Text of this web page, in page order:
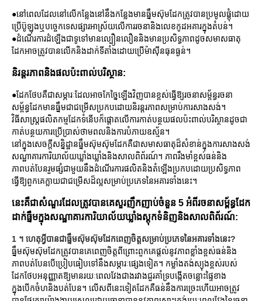
●នៅពេលដែលនៅលើកន្លែងនៅនឹងកន្លែងមានធ្នឹមស៊ុមដែកត្រូវបានប្រមូលផ្តុំដោយ
ប្រើប៊ូឡុងឬបច្ចេកទេសផ្សារអាស្រ័យលើការរចនានិងលេខកូដអគារក្នុងតំបន់។
●ដំណើរការដំឡើងជាទូទៅមានល្បឿនលឿននិងមានប្រសិទ្ធភាពដូចសមាសធាតុ
ដែកអាចត្រូវបានលើកនិងដាក់ទីតាំងដោយប្រើម៉ាស៊ីនធុនធ្ងន់។
និរន្តរភាពនិងផលប៉ះពាល់បរិស្ថាន:
●ដែកថែបគឺជាសម្ភារៈដែលអាចកែច្នៃឡើងវិញបានខ្ពស់ធ្វើឱ្យរចនាសម្ព័ន្ធរចនា
សម្ព័ន្ធដែកមានធ្នឹមជាជម្រើសប្រកបដោយនិរន្តរភាពសម្រាប់ការសាងសង់។
វិធីសាស្រ្តផលិតកម្មដែកទំនើបក៏ផ្តោតលើការកាត់បន្ថយផលប៉ះពាល់បរិស្ថានដូចជា
កាត់បន្ថយការប្រើប្រាស់ថាមពលនិងការបំភាយឧស្ម័ន។
នៅក្នុងសេចក្តីសន្និដ្ឋានធ្នឹមស៊ុមស៊ុមដែកគឺជាសមាសធាតុដ៏សំខាន់ក្នុងការសាងសង់
សណ្ឋាគារការិយាល័យឃ្លាំងឃ្លាំងនិងសាលពិព័រណ៍។ ភាពរឹងមាំខ្ពស់ធន់និង
ភាពបត់បែនរួមផ្សំជាមួយនឹងដំណើរការផលិតនិងតំឡើងប្រកបដោយប្រសិទ្ធភាព
ធ្វើឱ្យពួកគេក្លាយជាជម្រើសដ៏ល្អសម្រាប់ប្រភេទនៃអគារទាំងនេះ។
នេះគឺជាសំណួរដែលត្រូវបានគេសួរញឹកញាប់ចំនួន 5 អំពីរចនាសម្ព័ន្ធដែក
ដាក់ធ្នឹមក្នុងសណ្ឋាគារការិយាល័យឃ្លាំងស្តុកទំនិញនិងសាលពិព័រណ៍:
1 ។ ហេតុអ្វីបានជាធ្នឹមស៊ុមស៊ុមដែកពេញចិត្តសម្រាប់ប្រភេទនៃអគារទាំងនេះ?
ធ្នឹមស៊ុមស៊ុមដែកត្រូវបានគេពេញចិត្តពីព្រោះពួកគេផ្តល់នូវភាពខ្លាំងខ្ពស់ធន់និង
ភាពបត់បែនបើប្រៀបធៀបទៅនឹងសម្ភារៈផ្សេងទៀត។ កម្លាំងតង់ស្យុងខ្ពស់របស់
ដែកថែបអនុញ្ញាតឱ្យមានរយៈពេលវែងជាងរវាងជួរគាំទ្របង្កើតចន្លោះផ្ទៃខាង
ក្នុងបើកចំហនិងបត់បែន។ លើសពីនេះទៀតដែកគឺធន់នឹងការច្រេះហើយអាចត្រូវ